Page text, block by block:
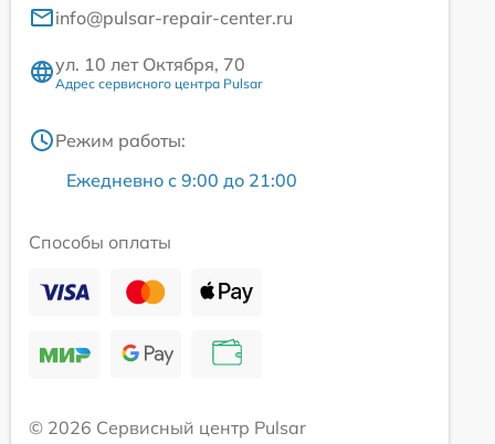
info@pulsar-repair-center.ru
ул. 10 лет Октября, 70
Адрес сервисного центра Pulsar
Режим работы:
Ежедневно с 9:00 до 21:00
Способы оплаты
© 2026 Сервисный центр Pulsar